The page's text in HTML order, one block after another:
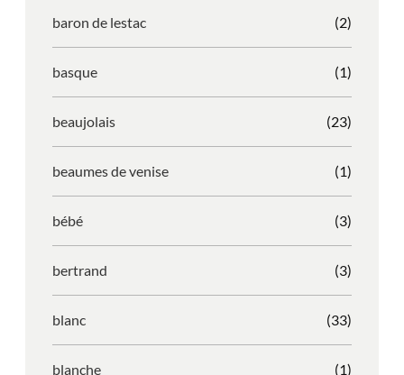
baron de lestac (2)
basque (1)
beaujolais (23)
beaumes de venise (1)
bébé (3)
bertrand (3)
blanc (33)
blanche (1)